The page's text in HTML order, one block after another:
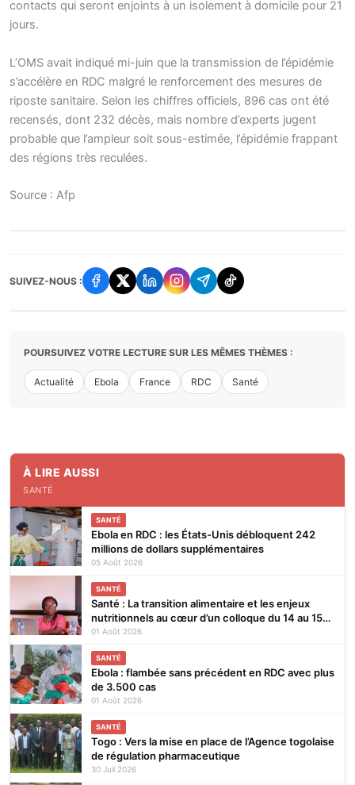
contacts qui seront enjoints à un isolement à domicile pour 21
jours.
L’OMS avait indiqué mi-juin que la transmission de l’épidémie
s’accélère en RDC malgré le renforcement des mesures de
riposte sanitaire. Selon les chiffres officiels, 896 cas ont été
recensés, dont 232 décès, mais nombre d’experts jugent
probable que l’ampleur soit sous-estimée, l’épidémie frappant
des régions très reculées.
Source : Afp
SUIVEZ-NOUS :
POURSUIVEZ VOTRE LECTURE SUR LES MÊMES THÈMES :
Actualité Ebola France RDC Santé
À LIRE AUSSI
SANTÉ
SANTÉ
Ebola en RDC : les États-Unis débloquent 242
millions de dollars supplémentaires
05 Août 2026
SANTÉ
Santé : La transition alimentaire et les enjeux
nutritionnels au cœur d’un colloque du 14 au 15
août 2026 à Lomé
01 Août 2026
SANTÉ
Ebola : flambée sans précédent en RDC avec plus
de 3.500 cas
01 Août 2026
SANTÉ
Togo : Vers la mise en place de l’Agence togolaise
de régulation pharmaceutique
30 Juil 2026